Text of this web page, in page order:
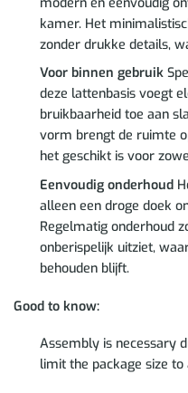
kamer. Het
zonder drukke details,
Voor binnen gebruik
deze lattenbasis voegt
bruikbaarheid toe aan
vorm brengt de ruimte
het geschikt is voor
Eenvoudig onderhoud
alleen een droge doek
Regelmatig onderhoud
onberispelijk uitziet,
behouden blijft.
Good to know:
Assembly is necessary
limit the package size